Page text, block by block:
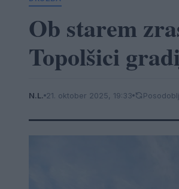
Ob starem
Topolšici
N.L. 21. oktober 2025, 19:33